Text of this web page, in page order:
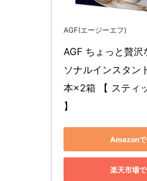
AGF(エージーエフ)
AGF ちょっと贅沢
ソナルインスタン
本×2箱 【 スティ
】
Amazonで
楽天市場